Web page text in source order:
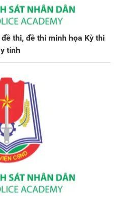
thi, đề thi minh họa Kỳ thi
tính